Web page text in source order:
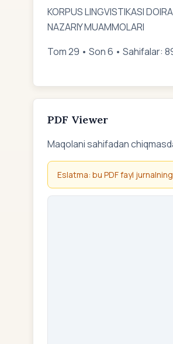
KORPUS LINGVISTIKASI
NAZARIY MUAMMOLARI
Tom 29 • Son 6 • Sahifalar:
PDF Viewer
Maqolani sahifadan
Eslatma: bu PDF fayl